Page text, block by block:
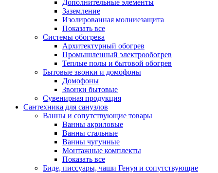
Дополнительные элементы
Заземление
Изолированная молниезащита
Показать все
Системы обогрева
Архитектурный обогрев
Промышленный электрообогрев
Теплые полы и бытовой обогрев
Бытовые звонки и домофоны
Домофоны
Звонки бытовые
Сувенирная продукция
Сантехника для санузлов
Ванны и сопутствующие товары
Ванны акриловые
Ванны стальные
Ванны чугунные
Монтажные комплекты
Показать все
Биде, писсуары, чаши Генуя и сопутствующие